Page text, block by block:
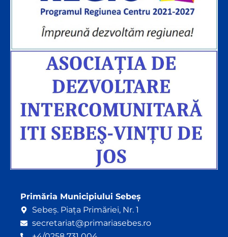
Primăria Municipiului Sebeș
Sebeș. Piața Primăriei, Nr. 1
secretariat@primariasebes.ro